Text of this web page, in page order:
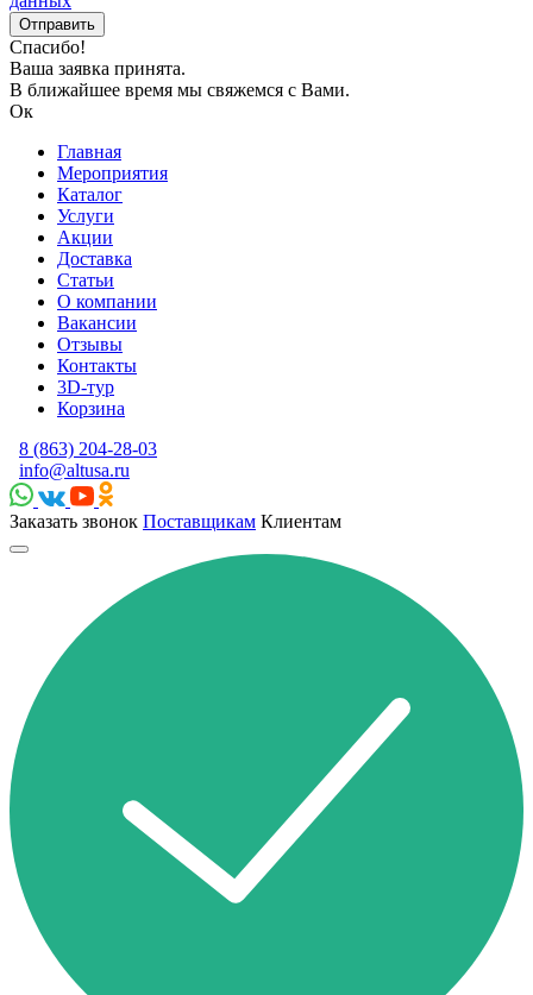
Спасибо!
Ваша заявка принята.
В ближайшее время мы свяжемся с Вами.
Ок
Главная
Мероприятия
Каталог
Услуги
Акции
Доставка
Статьи
О компании
Вакансии
Отзывы
Контакты
3D-тур
Корзина
8 (863) 204-28-03
info@altusa.ru
Заказать звонок Поставщикам Клиентам